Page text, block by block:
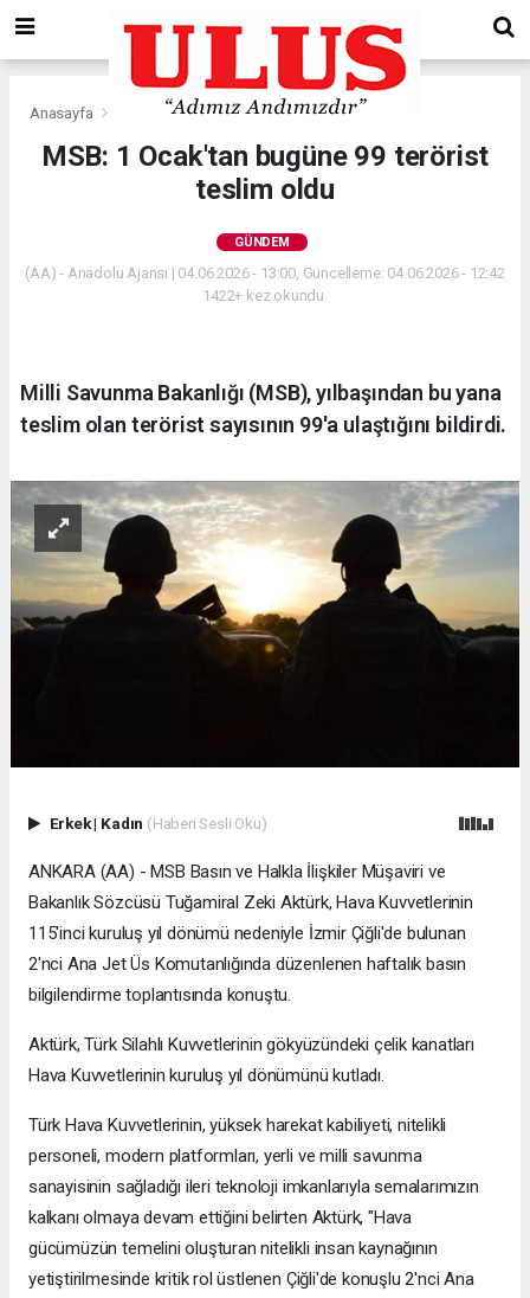
Anasayfa Gündem
MSB: 1 Ocak'tan bugüne 99 terörist
teslim oldu
GÜNDEM
(AA) - Anadolu Ajansı | 04.06.2026 - 13:00, Güncelleme: 04.06.2026 - 12:42
1422+ kez okundu.
Milli Savunma Bakanlığı (MSB), yılbaşından bu yana
teslim olan terörist sayısının 99'a ulaştığını bildirdi.
Erkek| Kadın (Haberi Sesli Oku)
ANKARA (AA) - MSB Basın ve Halkla İlişkiler Müşaviri ve
Bakanlık Sözcüsü Tuğamiral Zeki Aktürk, Hava Kuvvetlerinin
115'inci kuruluş yıl dönümü nedeniyle İzmir Çiğli'de bulunan
2'nci Ana Jet Üs Komutanlığında düzenlenen haftalık basın
bilgilendirme toplantısında konuştu.
Aktürk, Türk Silahlı Kuvvetlerinin gökyüzündeki çelik kanatları
Hava Kuvvetlerinin kuruluş yıl dönümünü kutladı.
Türk Hava Kuvvetlerinin, yüksek harekat kabiliyeti, nitelikli
personeli, modern platformları, yerli ve milli savunma
sanayisinin sağladığı ileri teknoloji imkanlarıyla semalarımızın
kalkanı olmaya devam ettiğini belirten Aktürk, "Hava
gücümüzün temelini oluşturan nitelikli insan kaynağının
yetiştirilmesinde kritik rol üstlenen Çiğli'de konuşlu 2'nci Ana